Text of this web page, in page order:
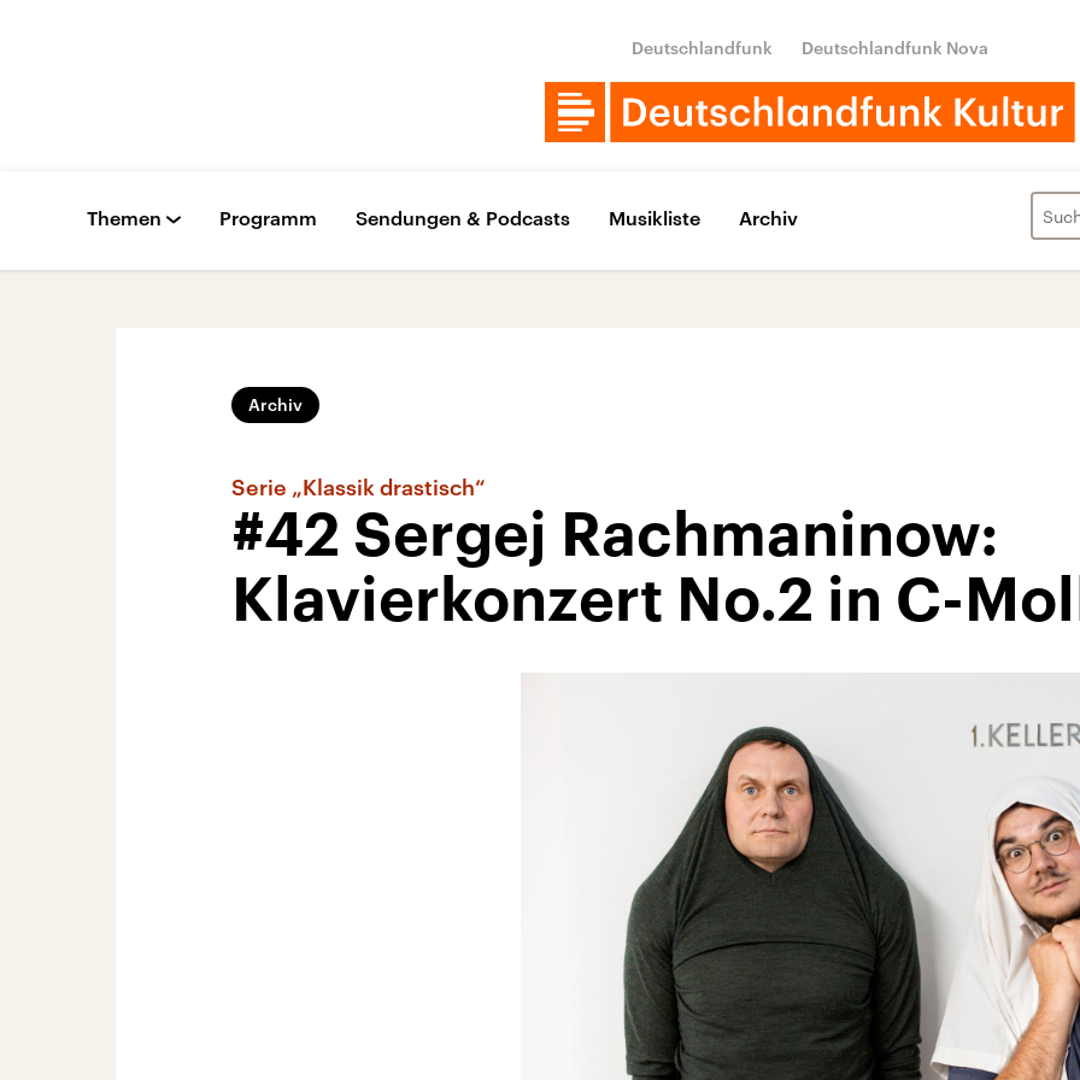
Deutschlandfunk Deutschlandfunk Nova
Themen Programm Sendungen & Podcasts Musikliste Archiv
Archiv
Serie „Klassik drastisch“
#42 Sergej Rachmaninow:
Klavierkonzert No.2 in C-